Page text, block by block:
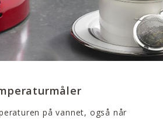
på vannet, også når